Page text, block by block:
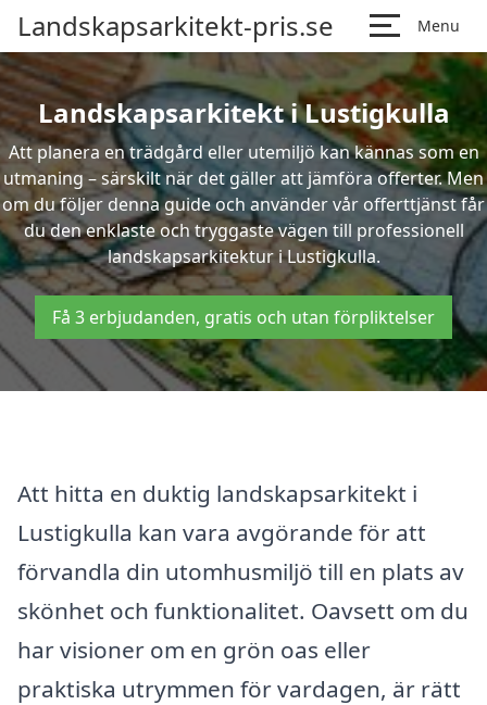
Landskapsarkitekt-pris.se Menu
Landskapsarkitekt i Lustigkulla
Att planera en trädgård eller utemiljö kan kännas som en
utmaning – särskilt när det gäller att jämföra offerter. Men
om du följer denna guide och använder vår offerttjänst får
du den enklaste och tryggaste vägen till professionell
landskapsarkitektur i Lustigkulla.
Få 3 erbjudanden, gratis och utan förpliktelser
Att hitta en duktig landskapsarkitekt i
Lustigkulla kan vara avgörande för att
förvandla din utomhusmiljö till en plats av
skönhet och funktionalitet. Oavsett om du
har visioner om en grön oas eller
praktiska utrymmen för vardagen, är rätt